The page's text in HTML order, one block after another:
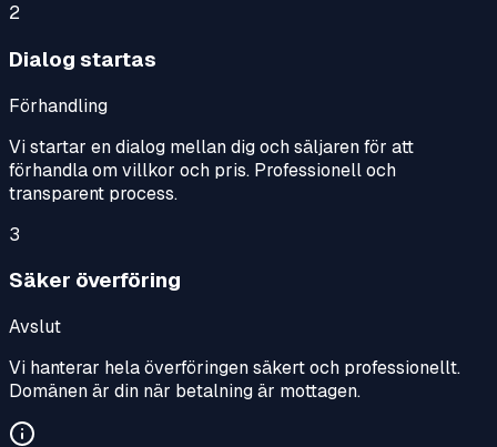
2
Dialog startas
Förhandling
Vi startar en dialog mellan dig och säljaren för att
förhandla om villkor och pris. Professionell och
transparent process.
3
Säker överföring
Avslut
Vi hanterar hela överföringen säkert och professionellt.
Domänen är din när betalning är mottagen.